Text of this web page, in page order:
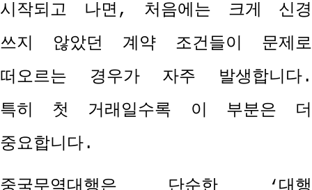
시작되고 나면 , 처음에는 크게 신경
쓰지 않았던 계약 조건들이 문제로
떠오르는 경우가 자주 발생합니다.
특히 첫 거래일수록 이 부분은 더
중요합니다.